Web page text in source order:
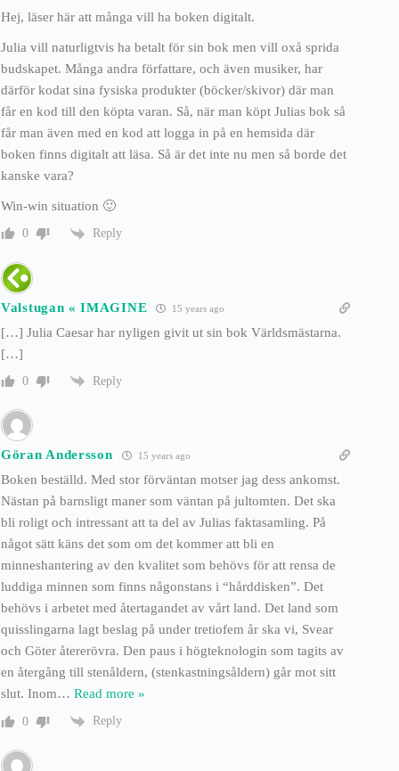
Hej, läser här att många vill ha boken digitalt.
Julia vill naturligtvis ha betalt för sin bok men vill oxå sprida
budskapet. Många andra författare, och även musiker, har
därför kodat sina fysiska produkter (böcker/skivor) där man
får en kod till den köpta varan. Så, när man köpt Julias bok så
får man även med en kod att logga in på en hemsida där
boken finns digitalt att läsa. Så är det inte nu men så borde det
kanske vara?
Win-win situation 🙂
0 Reply
Valstugan « IMAGINE 15 years ago
[…] Julia Caesar har nyligen givit ut sin bok Världsmästarna.
[…]
0 Reply
Göran Andersson 15 years ago
Boken beställd. Med stor förväntan motser jag dess ankomst.
Nästan på barnsligt maner som väntan på jultomten. Det ska
bli roligt och intressant att ta del av Julias faktasamling. På
något sätt käns det som om det kommer att bli en
minneshantering av den kvalitet som behövs för att rensa de
luddiga minnen som finns någonstans i “hårddisken”. Det
behövs i arbetet med återtagandet av vårt land. Det land som
quisslingarna lagt beslag på under tretiofem år ska vi, Svear
och Göter återerövra. Den paus i högteknologin som tagits av
en återgång till stenåldern, (stenkastningsåldern) går mot sitt
slut. Inom… Read more »
0 Reply